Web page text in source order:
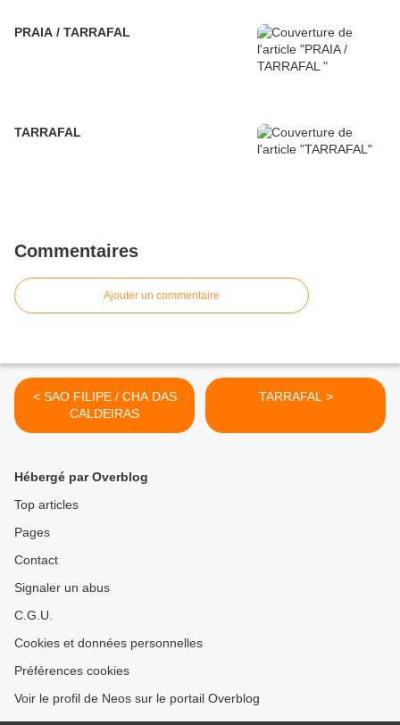
PRAIA / TARRAFAL
TARRAFAL
Commentaires
Ajouter un commentaire
< SAO FILIPE / CHA DAS
CALDEIRAS
TARRAFAL >
Hébergé par Overblog
Top articles
Pages
Contact
Signaler un abus
C.G.U.
Cookies et données personnelles
Préférences cookies
Voir le profil de Neos sur le portail Overblog